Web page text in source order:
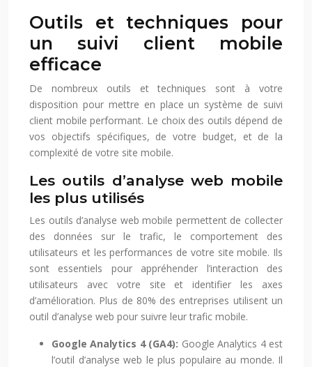
Outils et techniques pour
un suivi client mobile
efficace
De nombreux outils et techniques sont à votre
disposition pour mettre en place un système de suivi
client mobile performant. Le choix des outils dépend de
vos objectifs spécifiques, de votre budget, et de la
complexité de votre site mobile.
Les outils d’analyse web mobile
les plus utilisés
Les outils d’analyse web mobile permettent de collecter
des données sur le trafic, le comportement des
utilisateurs et les performances de votre site mobile. Ils
sont essentiels pour appréhender l’interaction des
utilisateurs avec votre site et identifier les axes
d’amélioration. Plus de 80% des entreprises utilisent un
outil d’analyse web pour suivre leur trafic mobile.
Google Analytics 4 (GA4): Google Analytics 4 est
l’outil d’analyse web le plus populaire au monde. Il